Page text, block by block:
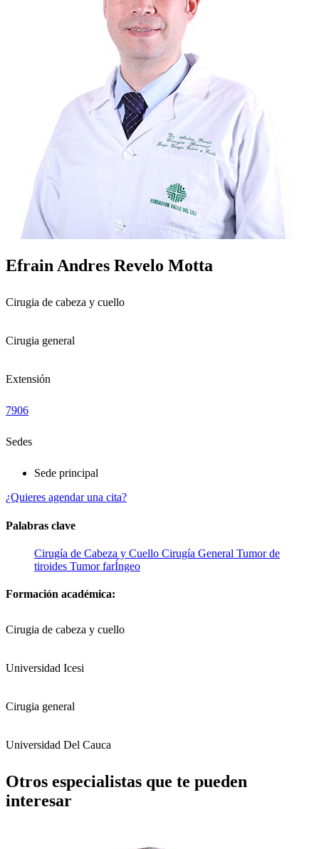
Efrain Andres Revelo Motta
Cirugia de cabeza y cuello
Cirugia general
Extensión
7906
Sedes
Sede principal
¿Quieres agendar una cita?
Palabras clave
Cirugía de Cabeza y Cuello Cirugía General Tumor de
tiroides Tumor farÍngeo
Formación académica:
Cirugia de cabeza y cuello
Universidad Icesi
Cirugia general
Universidad Del Cauca
Otros especialistas que te pueden
interesar